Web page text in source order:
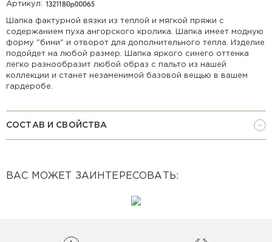
Артикул:
Шапка фактурной вязки из теплой и мягкой пряжи с
содержанием пуха ангорского кролика. Шапка имеет модную
форму "бини" и отворот для дополнительного тепла. Изделие
подойдет на любой размер. Шапка яркого синего оттенка
легко разнообразит любой образ с пальто из нашей
коллекции и станет незаменимой базовой вещью в вашем
гардеробе.
СОСТАВ И СВОЙСТВА
ВАС МОЖЕТ ЗАИНТЕРЕСОВАТЬ: